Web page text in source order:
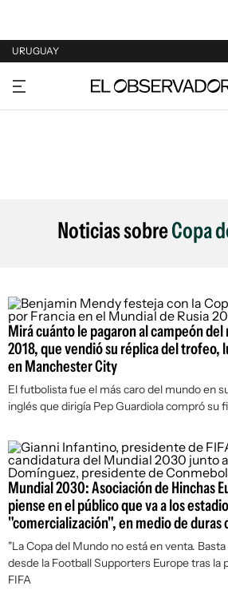
URUGUAY
URUGUAY
ARGENTINA
Noticias sobreCopa
Mirá cuánto le pagaron al campeón
2018, que vendió su réplica del trofeo,
en Manchester City
El futbolista fue el más caro del mundo en
inglés que dirigía Pep Guardiola compró su
Mundial 2030: Asociación de Hinchas
piense en el público que va a los
"comercialización", en medio de duras
"La Copa del Mundo no está en venta.
desde la Football Supporters Europe tras la
FIFA